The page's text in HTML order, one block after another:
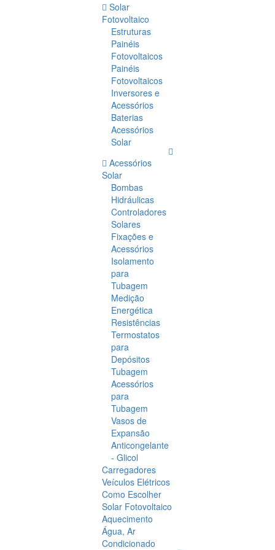
Solar
Fotovoltaico
Estruturas
Painéis
Fotovoltaicos
Painéis
Fotovoltaicos
Inversores e
Acessórios
Baterias
Acessórios
Solar
Acessórios
Solar
Bombas
Hidráulicas
Controladores
Solares
Fixações e
Acessórios
Isolamento
para
Tubagem
Medição
Energética
Resistências
Termostatos
para
Depósitos
Tubagem
Acessórios
para
Tubagem
Vasos de
Expansão
Anticongelante
- Glicol
Carregadores
Veículos Elétricos
Como Escolher
Solar Fotovoltaico
Aquecimento
Água, Ar
Condicionado